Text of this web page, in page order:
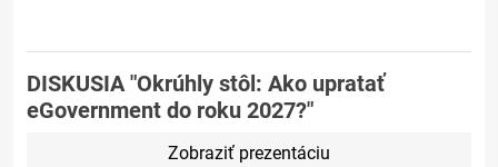
DISKUSIA "Okrúhly stôl: Ako upratať
eGovernment do roku 2027?"
Zobraziť prezentáciu